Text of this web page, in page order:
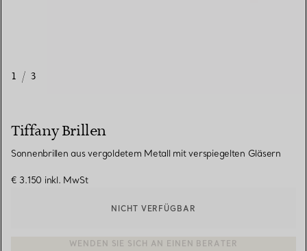
1 / 3
Tiffany Brillen
Sonnenbrillen aus vergoldetem Metall mit verspiegelten Gläsern
€ 3.150 inkl. MwSt
NICHT VERFÜGBAR